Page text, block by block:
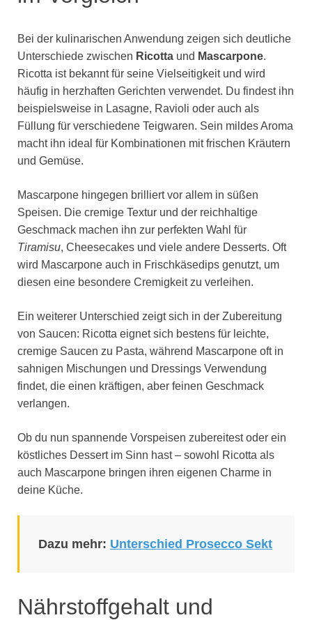
Bei der kulinarischen Anwendung zeigen sich deutliche
Unterschiede zwischen Ricotta und Mascarpone.
Ricotta ist bekannt für seine Vielseitigkeit und wird
häufig in herzhaften Gerichten verwendet. Du findest ihn
beispielsweise in Lasagne, Ravioli oder auch als
Füllung für verschiedene Teigwaren. Sein mildes Aroma
macht ihn ideal für Kombinationen mit frischen Kräutern
und Gemüse.
Mascarpone hingegen brilliert vor allem in süßen
Speisen. Die cremige Textur und der reichhaltige
Geschmack machen ihn zur perfekten Wahl für
Tiramisu, Cheesecakes und viele andere Desserts. Oft
wird Mascarpone auch in Frischkäsedips genutzt, um
diesen eine besondere Cremigkeit zu verleihen.
Ein weiterer Unterschied zeigt sich in der Zubereitung
von Saucen: Ricotta eignet sich bestens für leichte,
cremige Saucen zu Pasta, während Mascarpone oft in
sahnigen Mischungen und Dressings Verwendung
findet, die einen kräftigen, aber feinen Geschmack
verlangen.
Ob du nun spannende Vorspeisen zubereitest oder ein
köstliches Dessert im Sinn hast – sowohl Ricotta als
auch Mascarpone bringen ihren eigenen Charme in
deine Küche.
Dazu mehr: Unterschied Prosecco Sekt
Nährstoffgehalt und